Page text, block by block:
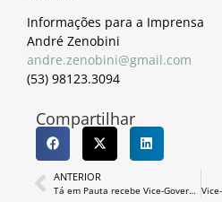
Informações para a Imprensa
André Zenobini
andre.zenobini@gmail.com
(53) 98123.3094
Compartilhar
ANTERIOR
Tá em Pauta recebe Vice-Governador Gabriel Souza